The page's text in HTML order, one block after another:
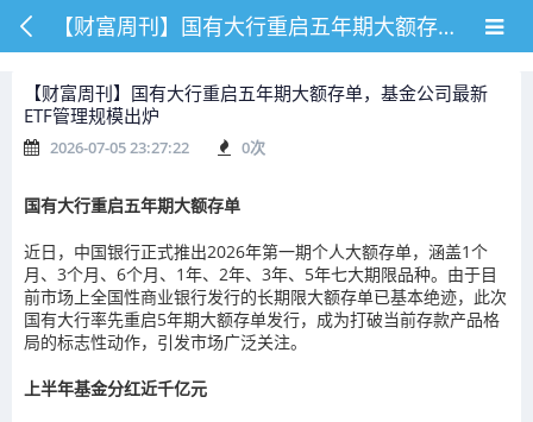
【财富周刊】国有大行重启五年期大额存单，基金公司最新ETF管理规模出炉
【财富周刊】国有大行重启五年期大额存单，基金公司最新
ETF管理规模出炉
2026-07-05 23:27:22 0次
国有大行重启五年期大额存单
近日， 中国银行正式推出2026年第一期个人大额存单，涵盖1个
月、3个月、6个月、1年、2年、3年、5年七大期限品种。由于目
前市场上全国性商业银行发行的长期限大额存单已基本绝迹，此次
国有大行率先重启5年期大额存单发行，成为打破当前存款产品格
局的标志性动作，引发市场广泛关注。
上半年基金分红近千亿元